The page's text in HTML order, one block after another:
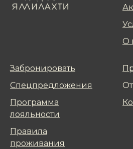
О
Забронировать
Спецпредложения
Программа
лояльнoсти
Правила
проживания